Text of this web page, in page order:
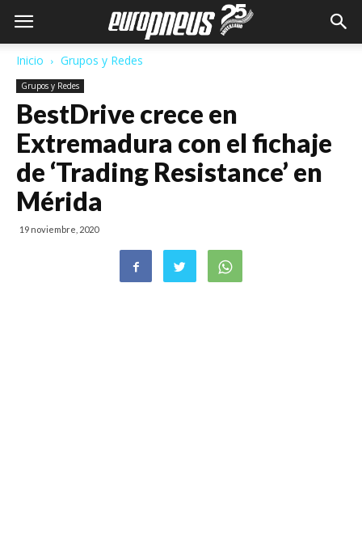
Inicio Grupos y Redes
Grupos y Redes
BestDrive crece en
Extremadura con el fichaje
de ‘Trading Resistance’ en
Mérida
19 noviembre, 2020